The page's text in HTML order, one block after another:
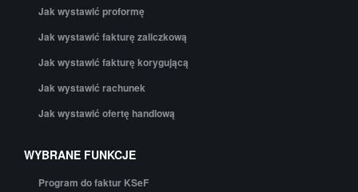
Jak wystawić proformę
Jak wystawić fakturę zaliczkową
Jak wystawić fakturę korygującą
Jak wystawić rachunek
Jak wystawić ofertę handlową
WYBRANE FUNKCJE
Program do faktur KSeF